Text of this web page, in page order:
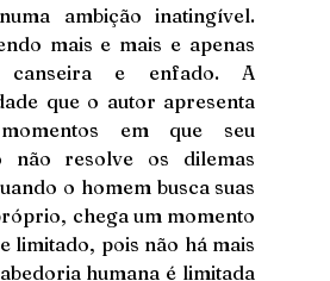
ambição inatingível.
mais e mais e apenas
canseira e enfado. A
que o autor apresenta
em que seu
não resolve os dilemas
o homem busca suas
chega um momento
limitado, pois não há mais
humana é limitada